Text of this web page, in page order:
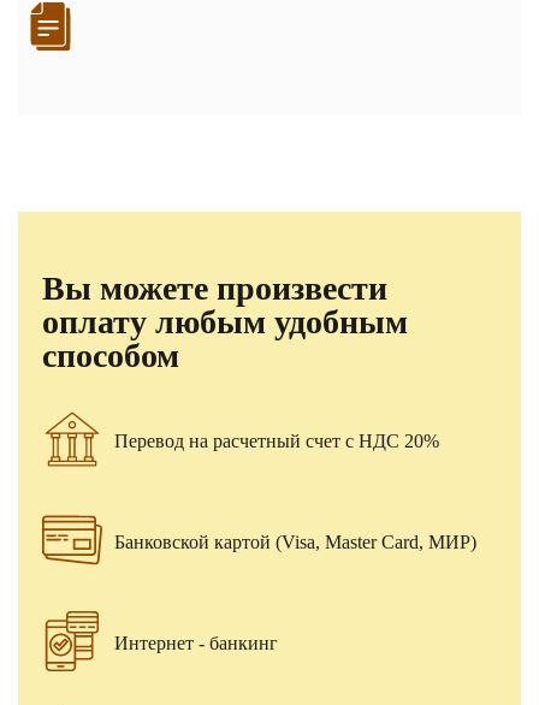
Вы можете произвести
оплату любым удобным
способом
Перевод на расчетный счет с НДС 20%
Банковской картой (Visa, Master Card, МИР)
Интернет - банкинг